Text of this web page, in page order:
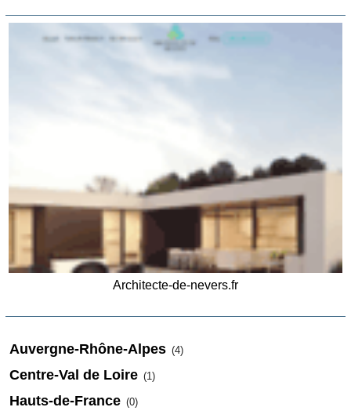
Architecte-de-nevers.fr
Auvergne-Rhône-Alpes (4)
Centre-Val de Loire (1)
Hauts-de-France (0)